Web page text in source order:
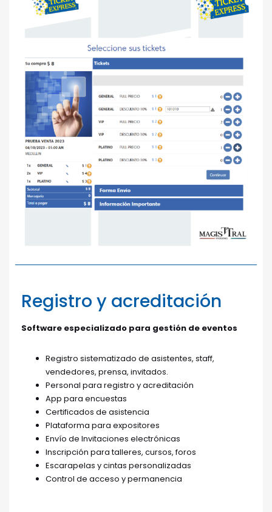
Registro y acreditación
Software especializado para gestión de eventos
Registro sistematizado de asistentes, staff,
vendedores, prensa, invitados.
Personal para registro y acreditación
App para encuestas
Certificados de asistencia
Plataforma para expositores
Envío de Invitaciones electrónicas
Inscripción para talleres, cursos, foros
Escarapelas y cintas personalizadas
Control de acceso y permanencia